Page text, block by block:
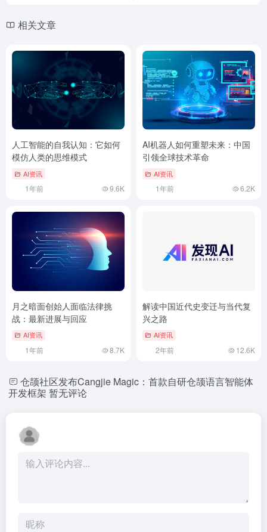
相关文章
人工智能的自我认知：它如何
模仿人类的思维模式
AI资讯
1年前 9.6K
AI机器人如何重塑未来：中国
引领全球技术革命
AI资讯
1年前 6.2K
月之暗面创始人面临法律挑
战：最新进展与回应
AI资讯
1年前 8.7K
解读中国近代史变迁与当代复
兴之路
AI资讯
2年前 12.6K
仓颉社区发布Cangjie Magic：首款自研仓颉语言智能体
开发框架 暂无评论